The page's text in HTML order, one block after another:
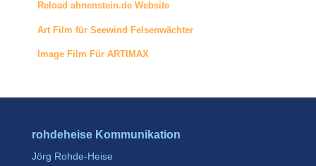
Reload ahnenstein.de Website
Art Film für Seewind Felsenwächter
Image Film Für ARTIMAX
rohdeheise Kommunikation
Jörg Rohde-Heise